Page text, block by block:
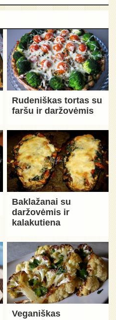
Rudeniškas tortas su
faršu ir daržovėmis
Baklažanai su
daržovėmis ir
kalakutiena
Veganiškas